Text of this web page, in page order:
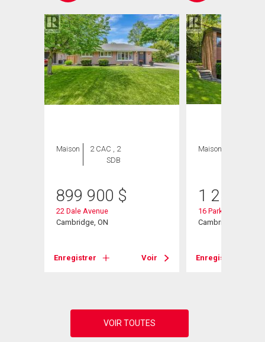
Maison
2 CAC , 2
SDB
899 900 $
22 Dale Avenue
Cambridge, ON
Enregistrer Voir
Maison
1 250
16 Parkwood Drive
Cambridge, ON
Enregistrer